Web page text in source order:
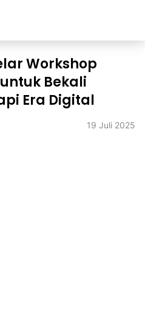
Workshop
Bekali
Era Digital
19 Juli 2025